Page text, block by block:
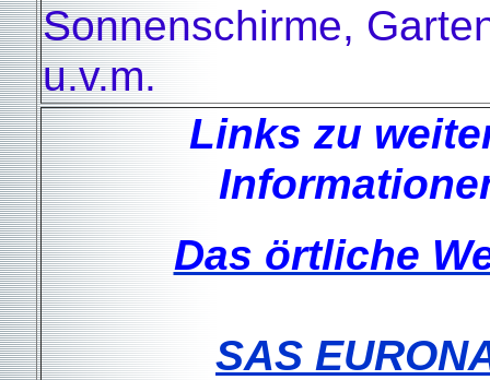
Sonnenschirme,
u.v.m.
Links zu
Das örtliche
SAS